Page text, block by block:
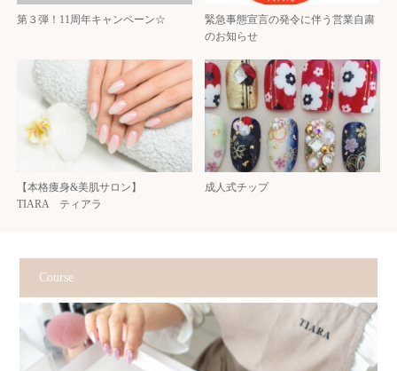
第３弾！11周年キャンペーン☆
緊急事態宣言の発令に伴う営業自粛
のお知らせ
【本格痩身&美肌サロン】
TIARA ティアラ
成人式チップ
Course